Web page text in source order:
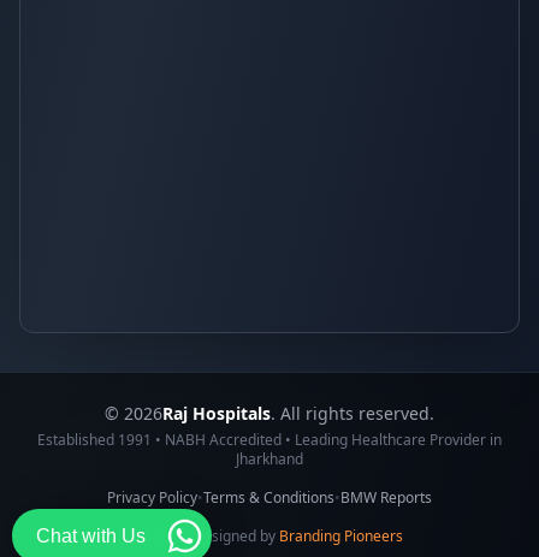
© 2026Raj Hospitals. All rights reserved.
Established 1991 • NABH Accredited • Leading Healthcare Provider in
Jharkhand
Privacy Policy•Terms & Conditions•BMW Reports
Made & Designed by Branding Pioneers
Chat with Us